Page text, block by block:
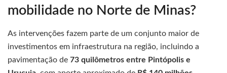
mobilidade no Norte de Minas?
As intervenções fazem parte de um conjunto maior de
investimentos em infraestrutura na região, incluindo a
pavimentação de 73 quilômetros entre Pintópolis e